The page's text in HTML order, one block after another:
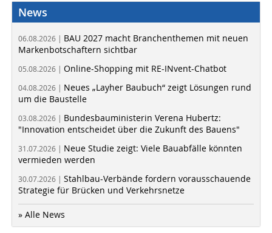
News
06.08.2026 | BAU 2027 macht Branchenthemen mit neuen
Markenbotschaftern sichtbar
05.08.2026 | Online-Shopping mit RE-INvent-Chatbot
04.08.2026 | Neues „Layher Baubuch“ zeigt Lösungen rund
um die Baustelle
03.08.2026 | Bundesbauministerin Verena Hubertz:
"Innovation entscheidet über die Zukunft des Bauens"
31.07.2026 | Neue Studie zeigt: Viele Bauabfälle könnten
vermieden werden
30.07.2026 | Stahlbau-Verbände fordern vorausschauende
Strategie für Brücken und Verkehrsnetze
» Alle News